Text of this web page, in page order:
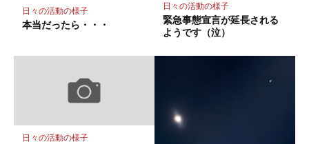
日々の活動の様子
本当だったら・・・
日々の活動の様子
緊急事態宣言が延長される
ようです（泣）
日々の活動の様子